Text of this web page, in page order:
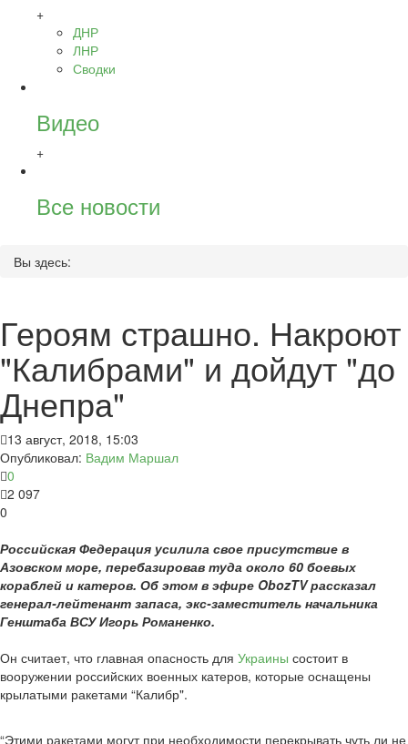
+
ДНР
ЛНР
Сводки
Видео
+
Все новости
Вы здесь:
Героям страшно. Накроют
"Калибрами" и дойдут "до
Днепра"
13 август, 2018, 15:03
Опубликовал: Вадим Маршал
0
2 097
0
Российская Федерация усилила свое присутствие в
Азовском море, перебазировав туда около 60 боевых
кораблей и катеров. Об этом в эфире ObozTV рассказал
генерал-лейтенант запаса, экс-заместитель начальника
Генштаба ВСУ Игорь Романенко.
Он считает, что главная опасность для Украины состоит в
вооружении российских военных катеров, которые оснащены
крылатыми ракетами “Калибр".
“Этими ракетами могут при необходимости перекрывать чуть ли не